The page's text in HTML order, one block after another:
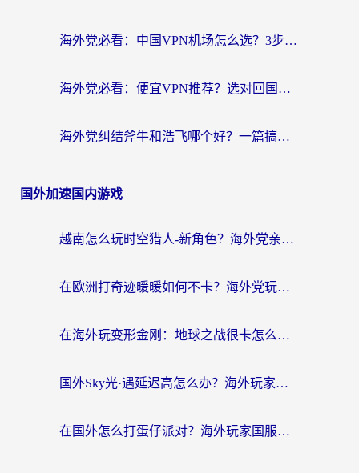
海外党必看：中国VPN机场怎么选？3步教你无缝访问国内资源（附避坑指南）
海外党必看：便宜VPN推荐？选对回国加速器才能无缝刷国内剧玩国服
海外党纠结斧牛和浩飞哪个好？一篇搞定回国加速器选择+无缝访问国内资源指南
国外加速国内游戏
越南怎么玩时空猎人-新角色？海外党亲测有效的国服游戏加速指南
在欧洲打奇迹暖暖如何不卡？海外党玩国服游戏的终极加速攻略
在海外玩变形金刚：地球之战很卡怎么办？老玩家亲测的加速器指南，解决卡顿烦恼
国外Sky光·遇延迟高怎么办？海外玩家国服游戏加速终极指南（附实测技巧）
在国外怎么打蛋仔派对？海外玩家国服游戏加速避坑指南（附实测推荐）